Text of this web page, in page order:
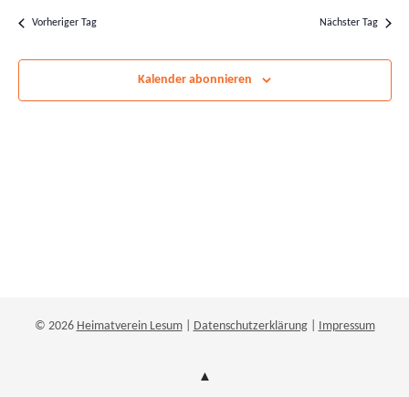
und
Vorheriger Tag Nächster Tag
Kalender abonnieren
© 2026 Heimatverein Lesum| Datenschutzerklärung| Impressum